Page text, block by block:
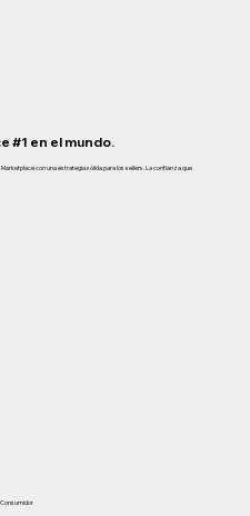
#1 en el mundo.
con una estrategia sólida para los sellers. La confianza que